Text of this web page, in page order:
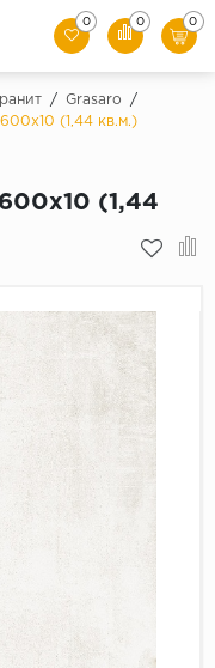
0 0 0
/ Grasaro
/
(1,44 кв.м.)
(1,44